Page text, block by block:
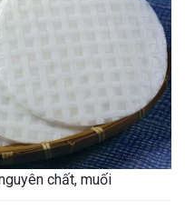
chất, muối